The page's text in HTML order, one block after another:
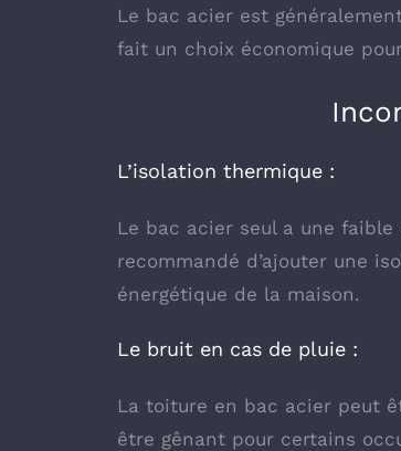
Le bac acier est
fait un choix économique
L’isolation thermique :
Le bac acier seul a une
recommandé d’ajouter une
énergétique de la maison.
Le bruit en cas de pluie :
La toiture en bac acier peut
être gênant pour certains